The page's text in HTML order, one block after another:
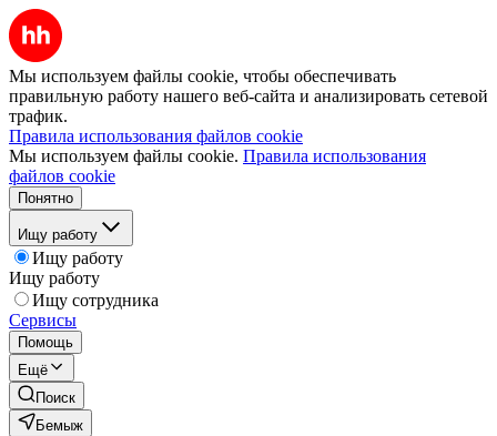
Мы используем файлы cookie, чтобы обеспечивать
правильную работу нашего веб-сайта и анализировать сетевой
трафик.
Правила использования файлов cookie
Мы используем файлы cookie. Правила использования
файлов cookie
Понятно
Ищу работу
Ищу работу
Ищу работу
Ищу сотрудника
Сервисы
Помощь
Ещё
Поиск
Бемыж